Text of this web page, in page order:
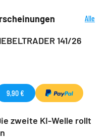
Alle
141/26
9,90 €
zweite KI-Welle rollt